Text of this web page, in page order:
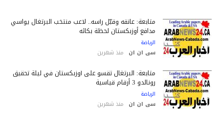
متابعة: عانقه وقبّل رأسه.. لاعب منتخب البرتغال يواسي
مدافع أوزبكستان لحظة بكائه
الرياضة
سى ان ان منذ شهرين
متابعة: البرتغال تقسو على أوزبكستان في ليلة تحقيق
رونالدو 3 أرقام قياسية
الرياضة
سى ان ان منذ شهرين